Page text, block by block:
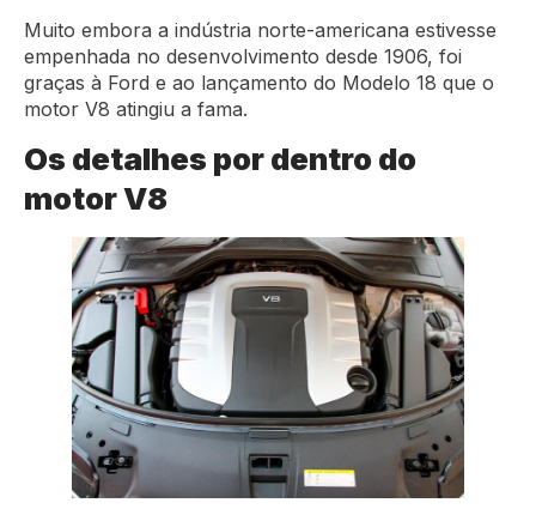
Muito embora a indústria norte-americana estivesse
empenhada no desenvolvimento desde 1906, foi
graças à Ford e ao lançamento do Modelo 18 que o
motor V8 atingiu a fama.
Os detalhes por dentro do
motor V8